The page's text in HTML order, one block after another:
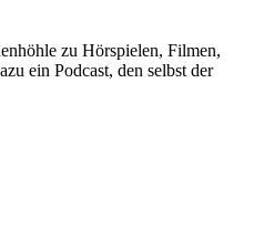
zu Hörspielen, Filmen,
ein Podcast, den selbst der